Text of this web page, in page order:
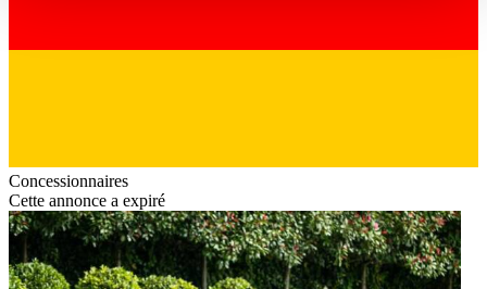
Concessionnaires
Cette annonce a expiré